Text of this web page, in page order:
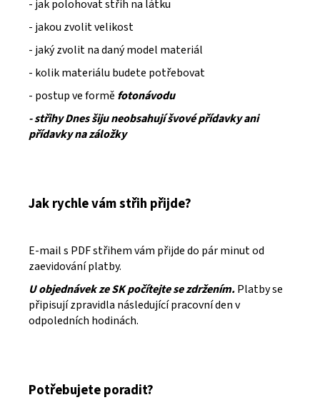
- jak polohovat střih na látku
- jakou zvolit velikost
- jaký zvolit na daný model materiál
- kolik materiálu budete potřebovat
- postup ve formě fotonávodu
- střihy Dnes šiju neobsahují švové přídavky ani
přídavky na záložky
Jak rychle vám střih přijde?
E-mail s PDF střihem vám přijde do pár minut od
zaevidování platby.
U objednávek ze SK počítejte se zdržením.Platby se
připisují zpravidla následující pracovní den v
odpoledních hodinách.
Potřebujete poradit?